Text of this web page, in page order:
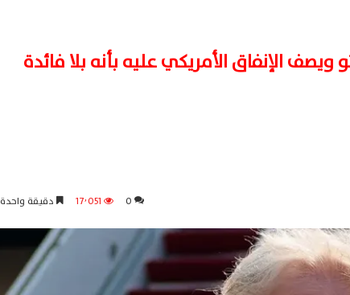
الإنفاق الأمريكي عليه بأنه بلا فائدة
0 17٬051 دقيقة واحدة